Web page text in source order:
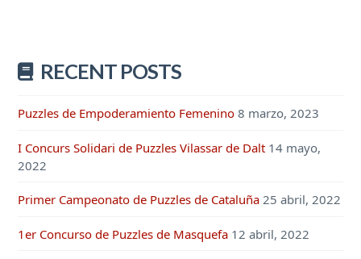
RECENT POSTS
Puzzles de Empoderamiento Femenino 8 marzo, 2023
I Concurs Solidari de Puzzles Vilassar de Dalt 14 mayo,
2022
Primer Campeonato de Puzzles de Cataluña 25 abril, 2022
1er Concurso de Puzzles de Masquefa 12 abril, 2022